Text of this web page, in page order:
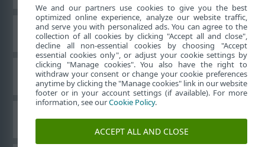
ESET 论坛
区域支持
管理 Cookie
We and our partners use cookies to give you the best
optimized online experience, analyze our website traffic,
and serve you with personalized ads. You can agree to the
collection of all cookies by clicking "Accept all and close",
decline all non-essential cookies by choosing "Accept
essential cookies only", or adjust your cookie settings by
clicking "Manage cookies". You also have the right to
withdraw your consent or change your cookie preferences
anytime by clicking the "Manage cookies" link in our website
footer or in your account settings (if available). For more
information, see ourCookie Policy.
ACCEPT ALL AND CLOSE